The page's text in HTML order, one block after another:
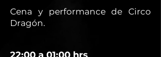
Cena y performance de Circo
Dragón.